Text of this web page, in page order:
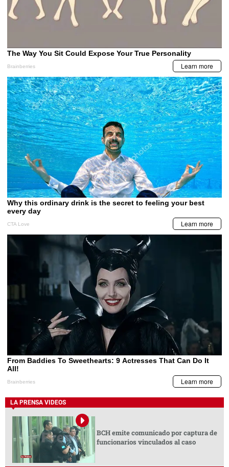
LA PRENSA VIDEOS
BCH emite comunicado por captura de
funcionarios vinculados al caso